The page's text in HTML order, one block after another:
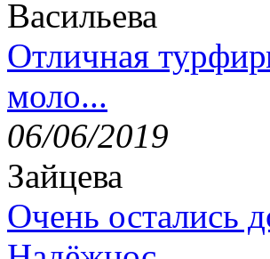
Васильева
Отличная
моло...
06/06/2019
Зайцева
Очень остались